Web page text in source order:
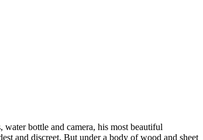
bottle and camera, his most beautiful
and discreet. But under a body of wood and sheet